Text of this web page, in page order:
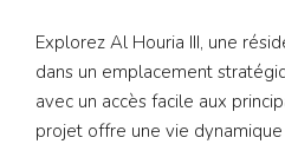
Explorez Al Houria III, une
dans un emplacement
avec un accès facile aux
projet offre une vie